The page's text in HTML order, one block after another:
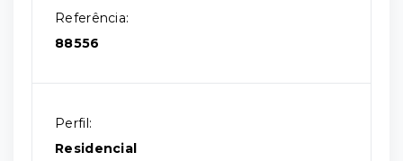
Referência:
88556
Perfil:
Residencial